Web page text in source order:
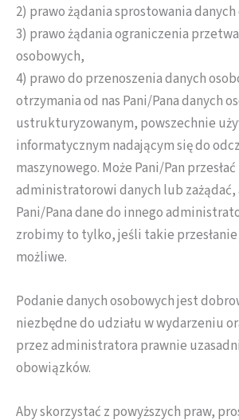
2) prawo żądania sprostowania
3) prawo żądania ograniczenia
osobowych,
4) prawo do przenoszenia danych
otrzymania od nas Pani/Pana danych
ustrukturyzowanym, powszechnie
informatycznym nadającym się do
maszynowego. Może Pani/Pan
administratorowi danych lub zażądać,
Pani/Pana dane do innego
zrobimy to tylko, jeśli takie
możliwe.
Podanie danych osobowych jest
niezbędne do udziału w wydarzeniu
przez administratora prawnie
obowiązków.
Aby skorzystać z powyższych praw,